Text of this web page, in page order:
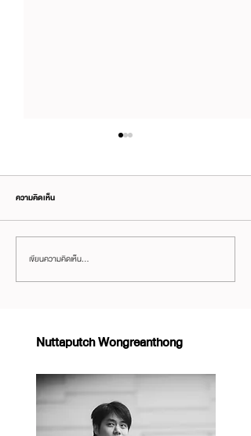
#TEDน่าดู – การปีนหน้าผา 3,000 ฟุต
ด้วยมือเปล่า
ความคิดเห็น
เขียนความคิดเห็น…
Nuttaputch Wongreanthong